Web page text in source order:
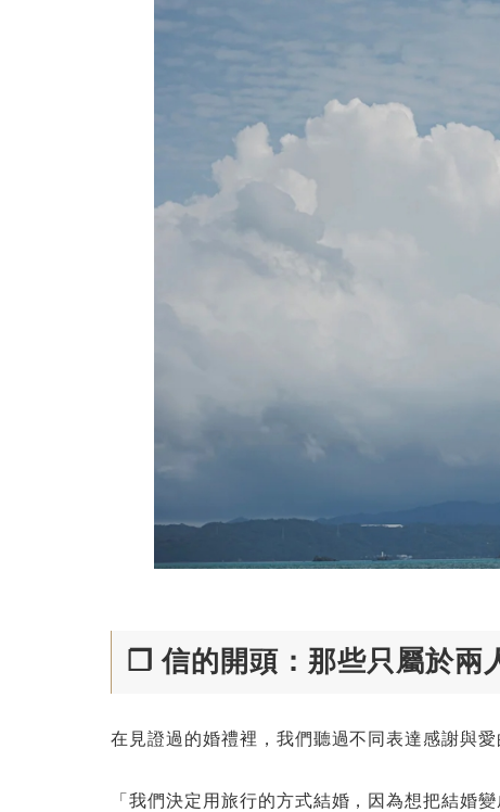
❐ 信的開頭：那些只屬於兩
在見證過的婚禮裡，我們聽過不同表達感謝與愛
「我們決定用旅行的方式結婚，因為想把結婚